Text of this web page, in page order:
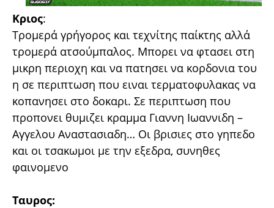
Κριος:
Τρομερά γρήγορος και τεχνίτης παίκτης αλλά
τρομερά ατσούμπαλος. Μπορει να φτασει στη
μικρη περιοχη και να πατησει να κορδονια του
η σε περιπτωση που ειναι τερματοφυλακας να
κοπανησει στο δοκαρι. Σε περιπτωση που
προπονει θυμιζει κραμμα Γιαννη Ιωαννιδη –
Αγγελου Αναστασιαδη… Οι βρισιες στο γηπεδο
και οι τσακωμοι με την εξεδρα, συνηθες
φαινομενο
Ταυρος: